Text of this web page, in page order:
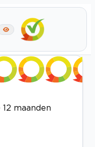
maanden